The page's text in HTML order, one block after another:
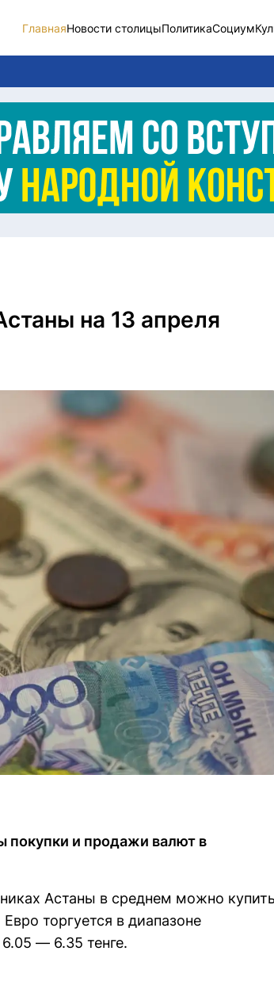
ГлавнаяНовости столицыПолитикаСоциум
Новости
Социум
Спорт
на 13 апреля
покупки и продажи валют в
Астаны в среднем можно купить
торгуется в диапазоне
— 6.35 тенге.